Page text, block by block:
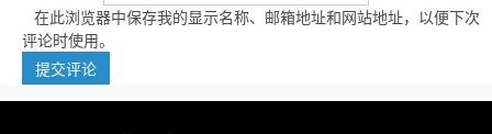
在此浏览器中保存我的显示名称、邮箱地址和网站地址，以便下次
评论时使用。